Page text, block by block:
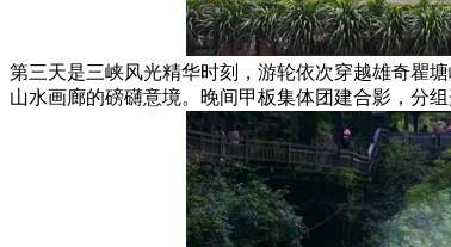
第三天是三峡风光精华时刻，游轮依次穿越雄奇瞿
山水画廊的磅礴意境。晚间甲板集体团建合影，分